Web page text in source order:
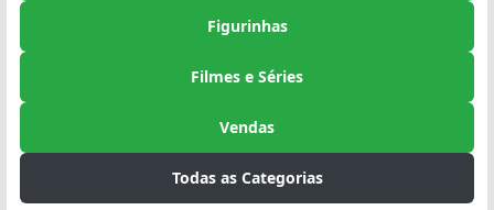
Figurinhas
Filmes e Séries
Vendas
Todas as Categorias